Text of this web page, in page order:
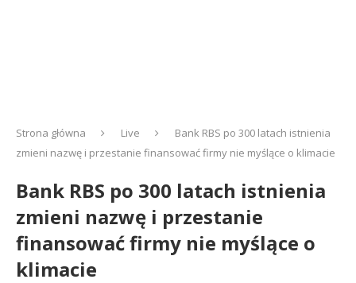
Strona główna Live
Bank RBS po 300 latach istnienia
zmieni nazwę i przestanie finansować firmy nie myślące o klimacie
Bank RBS po 300 latach istnienia
zmieni nazwę i przestanie
finansować firmy nie myślące o
klimacie